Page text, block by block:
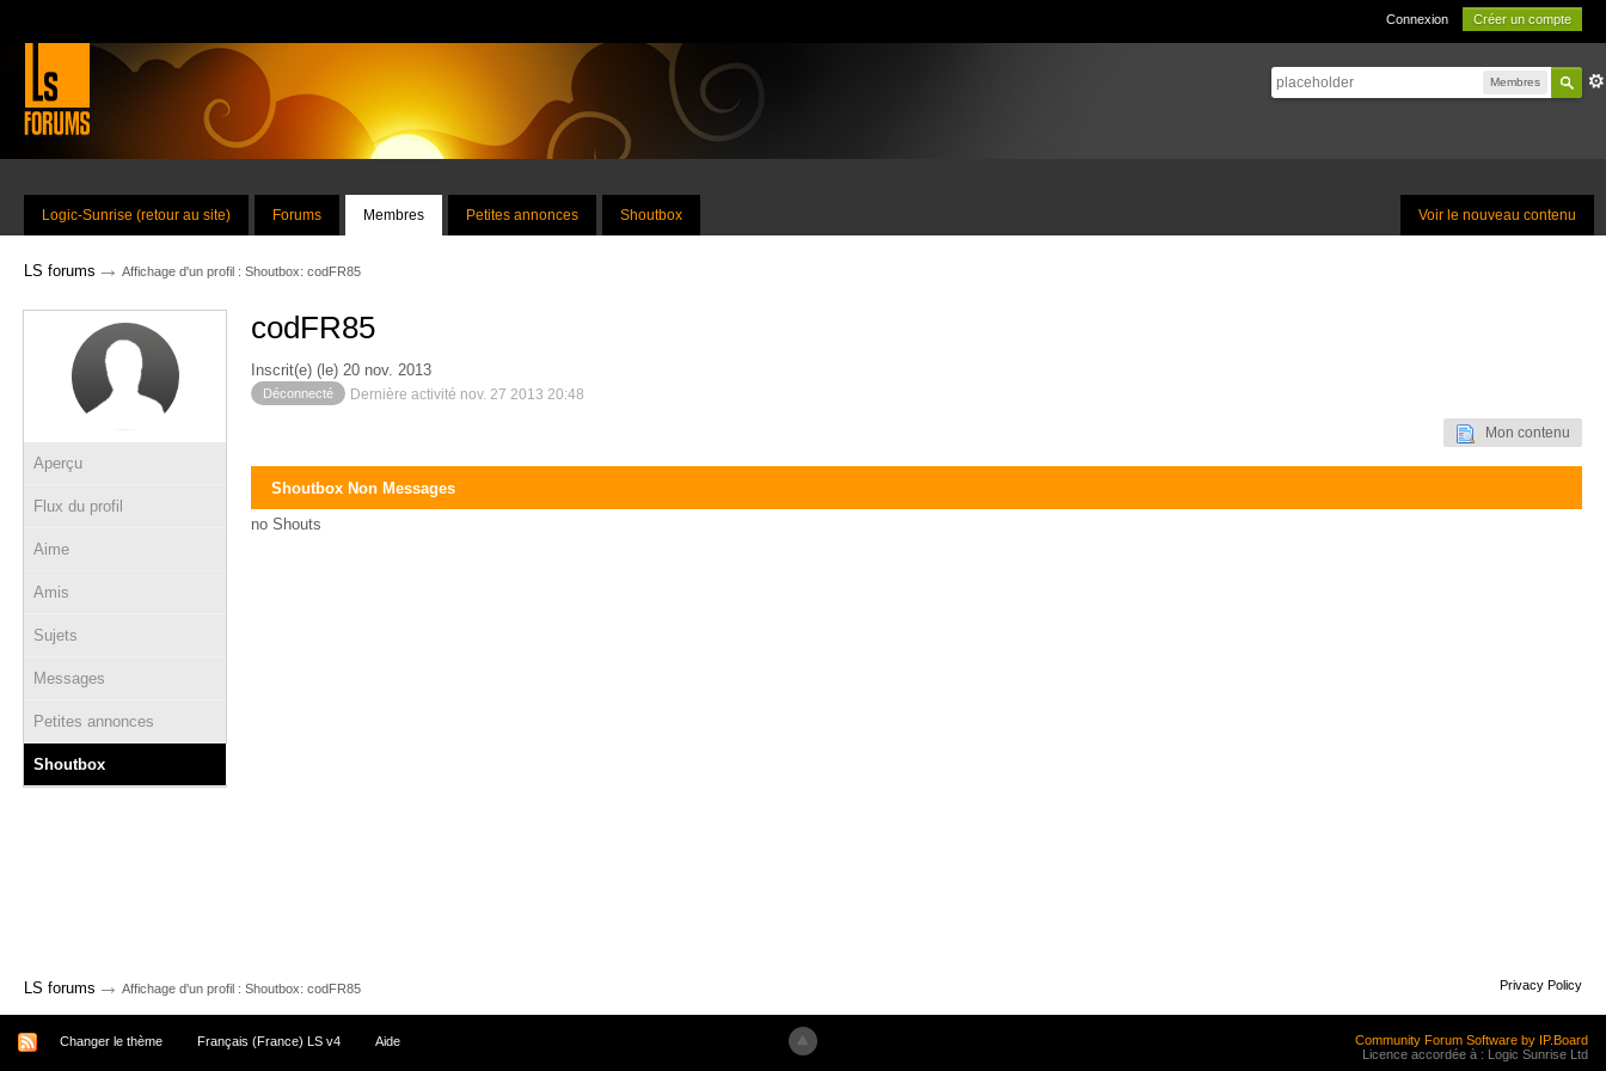
Connexion Créer un compte
Membres
Voir le nouveau contenu
Logic-Sunrise (retour au site) Forums Membres Petites annonces Shoutbox
LS forums → Affichage d'un profil : Shoutbox: codFR85
Aperçu
Flux du profil
Aime
Amis
Sujets
Messages
Petites annonces
Shoutbox
codFR85
Inscrit(e) (le) 20 nov. 2013
Déconnecté Dernière activité nov. 27 2013 20:48
Mon contenu
Shoutbox Non Messages
no Shouts
LS forums → Affichage d'un profil : Shoutbox: codFR85 Privacy Policy
Changer le thème Français (France) LS v4 Aide
Community Forum Software by IP.Board
Licence accordée à : Logic Sunrise Ltd